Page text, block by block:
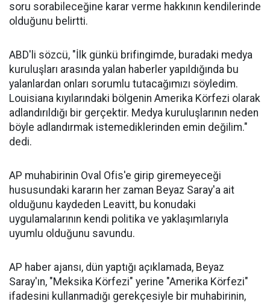
soru sorabileceğine karar verme hakkının kendilerinde
olduğunu belirtti.
ABD'li sözcü, "İlk günkü brifingimde, buradaki medya
kuruluşları arasında yalan haberler yapıldığında bu
yalanlardan onları sorumlu tutacağımızı söyledim.
Louisiana kıyılarındaki bölgenin Amerika Körfezi olarak
adlandırıldığı bir gerçektir. Medya kuruluşlarının neden
böyle adlandırmak istemediklerinden emin değilim."
dedi.
AP muhabirinin Oval Ofis'e girip giremeyeceği
hususundaki kararın her zaman Beyaz Saray'a ait
olduğunu kaydeden Leavitt, bu konudaki
uygulamalarının kendi politika ve yaklaşımlarıyla
uyumlu olduğunu savundu.
AP haber ajansı, dün yaptığı açıklamada, Beyaz
Saray'ın, "Meksika Körfezi" yerine "Amerika Körfezi"
ifadesini kullanmadığı gerekçesiyle bir muhabirinin,